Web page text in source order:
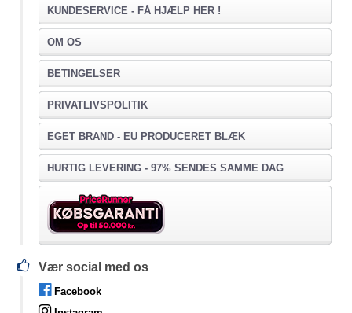
KUNDESERVICE - FÅ HJÆLP HER !
OM OS
BETINGELSER
PRIVATLIVSPOLITIK
EGET BRAND - EU PRODUCERET BLÆK
HURTIG LEVERING - 97% SENDES SAMME DAG
Vær social med os
Facebook